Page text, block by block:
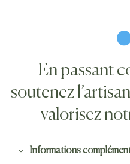
En passant
soutenez
valorisez
Informations